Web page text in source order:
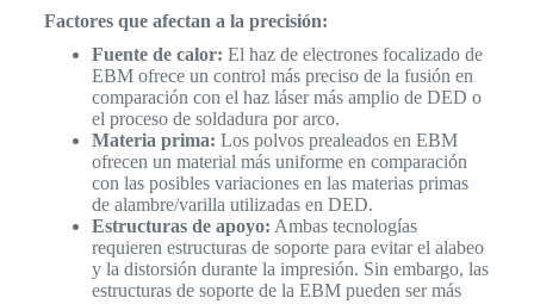
Factores que afectan a la precisión:
Fuente de calor: El haz de electrones focalizado de
EBM ofrece un control más preciso de la fusión en
comparación con el haz láser más amplio de DED o
el proceso de soldadura por arco.
Materia prima: Los polvos prealeados en EBM
ofrecen un material más uniforme en comparación
con las posibles variaciones en las materias primas
de alambre/varilla utilizadas en DED.
Estructuras de apoyo: Ambas tecnologías
requieren estructuras de soporte para evitar el alabeo
y la distorsión durante la impresión. Sin embargo, las
estructuras de soporte de la EBM pueden ser más